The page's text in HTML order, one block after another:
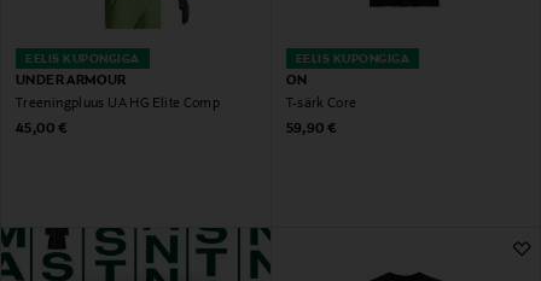
EELIS KUPONGIGA
UNDER ARMOUR
Treeningpluus UA HG Elite Comp
Original Price
45,00 €
EELIS KUPONGIGA
ON
T-särk Core
Original Price
59,90 €